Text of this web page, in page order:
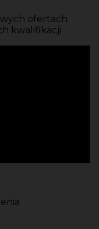
ofertach
kwalifikacji